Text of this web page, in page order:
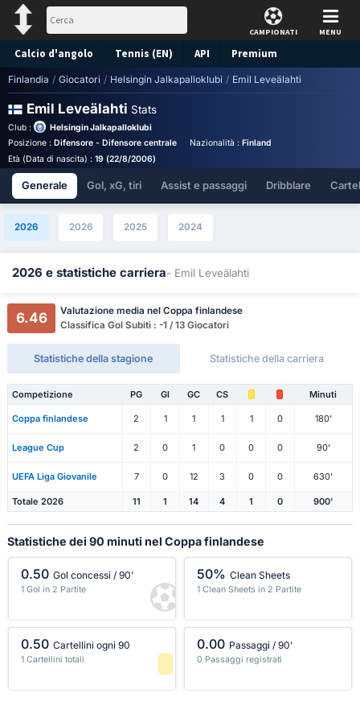
CAMPIONATI MENU
Calcio d'angolo Tennis (EN) API Premium
Pronostico
Finlandia / Giocatori / Helsingin Jalkapalloklubi / Emil Leveälahti
Emil Leveälahti Stats
Club :
Helsingin Jalkapalloklubi
Posizione : Difensore - Difensore centrale Nazionalità : Finland
Età (Data di nascita) : 19 (22/8/2006)
Generale Gol, xG, tiri Assist e passaggi Dribblare
2026 2026 2025 2024
2026 e statistiche carriera- Emil Leveälahti
6.46
Valutazione media nel Coppa finlandese
Classifica Gol Subiti : -1 / 13 Giocatori
Statistiche della stagione Statistiche della carriera
Competizione PG Gl GC CS Minuti
Coppa finlandese 2 1 1 1 1 0 180'
League Cup 2 0 1 0 0 0 90'
UEFA Liga Giovanile 7 0 12 3 0 0 630'
Totale 2026 11 1 14 4 1 0 900'
Statistiche dei 90 minuti nel Coppa finlandese
0.50 Gol concessi / 90'
1 Gol in 2 Partite
50% Clean Sheets
1 Clean Sheets in 2 Partite
0.50 Cartellini ogni 90
1 Cartellini totali
0.00 Passaggi / 90'
0 Passaggi registrati